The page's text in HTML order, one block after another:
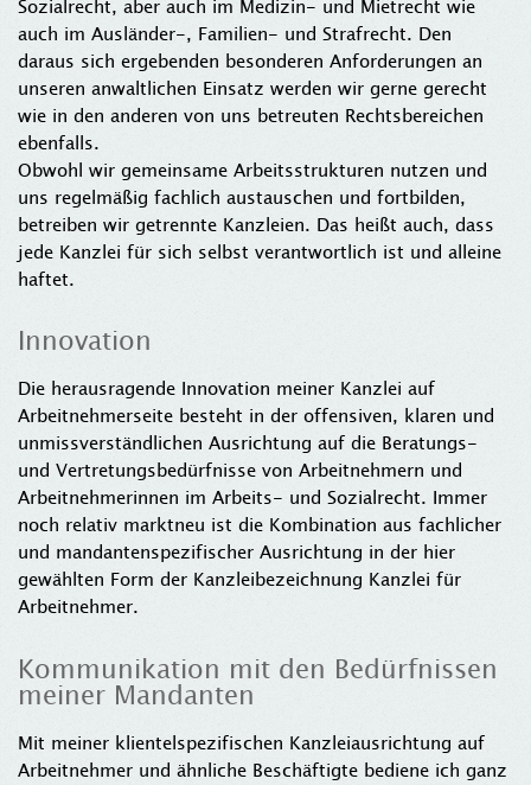
Sozialrecht, aber auch im Medizin- und Mietrecht wie
auch im Ausländer-, Familien- und Strafrecht. Den
daraus sich ergebenden besonderen Anforderungen an
unseren anwaltlichen Einsatz werden wir gerne gerecht
wie in den anderen von uns betreuten Rechtsbereichen
ebenfalls.
Obwohl wir gemeinsame Arbeitsstrukturen nutzen und
uns regelmäßig fachlich austauschen und fortbilden,
betreiben wir getrennte Kanzleien. Das heißt auch, dass
jede Kanzlei für sich selbst verantwortlich ist und alleine
haftet.
Innovation
Die herausragende Innovation meiner Kanzlei auf
Arbeitnehmerseite besteht in der offensiven, klaren und
unmissverständlichen Ausrichtung auf die Beratungs-
und Vertretungsbedürfnisse von Arbeitnehmern und
Arbeitnehmerinnen im Arbeits- und Sozialrecht. Immer
noch relativ marktneu ist die Kombination aus fachlicher
und mandantenspezifischer Ausrichtung in der hier
gewählten Form der Kanzleibezeichnung Kanzlei für
Arbeitnehmer.
Kommunikation mit den Bedürfnissen
meiner Mandanten
Mit meiner klientelspezifischen Kanzleiausrichtung auf
Arbeitnehmer und ähnliche Beschäftigte bediene ich ganz